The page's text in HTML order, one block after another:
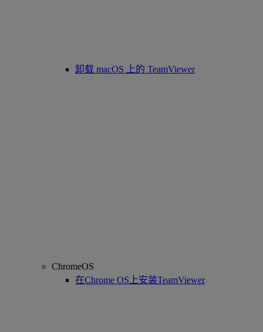
卸载 macOS 上的 TeamViewer
ChromeOS
在Chrome OS上安装TeamViewer